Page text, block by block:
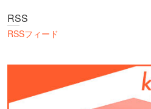
RSS
RSSフィード